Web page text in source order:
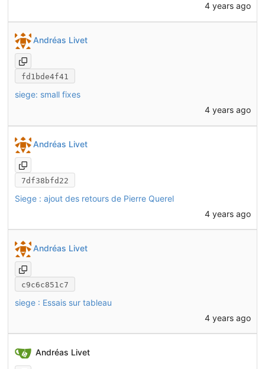
4 years ago
Andréas Livet
fd1bde4f41
siege: small fixes
4 years ago
Andréas Livet
7df38bfd22
Siege : ajout des retours de Pierre Querel
4 years ago
Andréas Livet
c9c6c851c7
siege : Essais sur tableau
4 years ago
Andréas Livet